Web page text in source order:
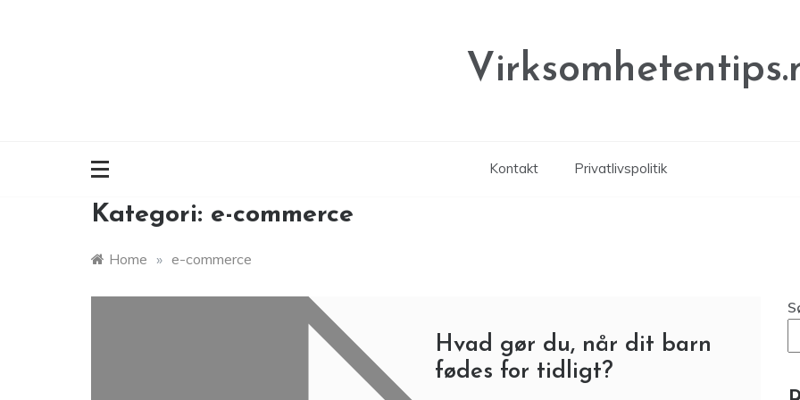
Kontakt Privatlivspolitik
Kategori: e-commerce
Home » e-commerce
Hvad gør du, når dit barn
fødes for tidligt?